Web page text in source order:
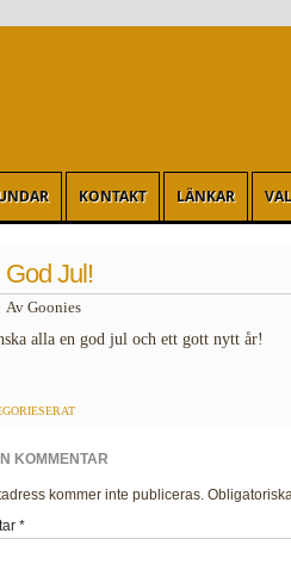
KONTAKT LÄNKAR
God Jul!
Av Goonies
alla en god jul och ett gott nytt år!
KOMMENTAR
kommer inte publiceras.
*